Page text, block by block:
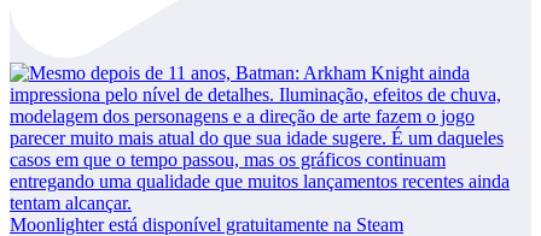
Moonlighter está disponível gratuitamente na Steam